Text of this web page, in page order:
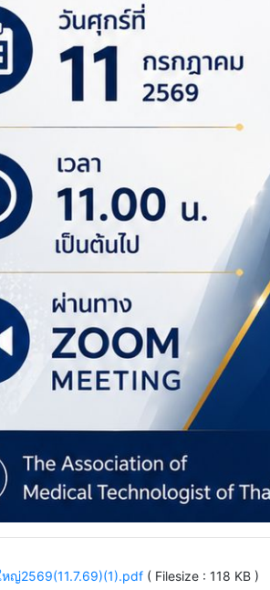
ญ่2569(11.7.69)(1).pdf ( Filesize : 118 KB )